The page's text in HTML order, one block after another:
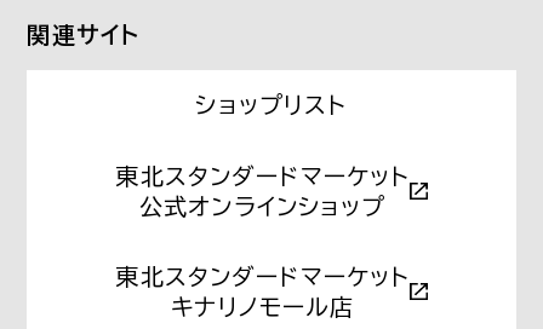
関連サイト
ショップリスト
東北スタンダードマーケット
公式オンラインショップ
東北スタンダードマーケット
キナリノモール店